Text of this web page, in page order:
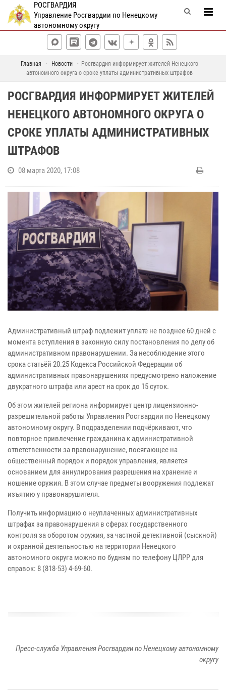
РОСГВАРДИЯ
Управление Росгвардии по Ненецкому
автономному округу
Главная Новости
Росгвардия информирует жителей Ненецкого
автономного округа о сроке уплаты административных штрафов
РОСГВАРДИЯ ИНФОРМИРУЕТ ЖИТЕЛЕЙ
НЕНЕЦКОГО АВТОНОМНОГО ОКРУГА О
СРОКЕ УПЛАТЫ АДМИНИСТРАТИВНЫХ
ШТРАФОВ
08 марта 2020, 17:08
Административный штраф подлежит уплате не позднее 60 дней с
момента вступления в законную силу постановления по делу об
административном правонарушении. За несоблюдение этого
срока статьёй 20.25 Кодекса Российской Федерации об
административных правонарушениях предусмотрено наложение
двукратного штрафа или арест на срок до 15 суток.
Об этом жителей региона информирует центр лицензионно-
разрешительной работы Управления Росгвардии по Ненецкому
автономному округу. В подразделении подчёркивают, что
повторное привлечение гражданина к административной
ответственности за правонарушение, посягающее на
общественный порядок и порядок управления, является
основанием для аннулирования разрешения на хранение и
ношение оружия. В этом случае предметы вооружения подлежат
изъятию у правонарушителя.
Получить информацию о неуплаченных административных
штрафах за правонарушения в сферах государственного
контроля за оборотом оружия, за частной детективной (сыскной)
и охранной деятельностью на территории Ненецкого
автономного округа можно по будням по телефону ЦЛРР для
справок: 8 (818-53) 4-69-60.
Пресс-служба Управления Росгвардии по Ненецкому автономному
округу